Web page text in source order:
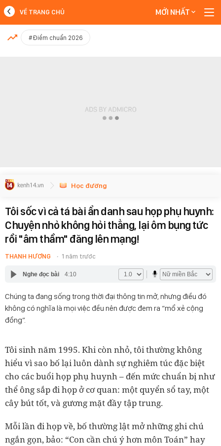
MỚI NHẤT
VỀ TRANG CHỦ MỚI NHẤT
#Điểm chuẩn 2026
Học đường
Tôi sốc vì cả tá bài ẩn danh sau họp phụ huynh:
Chuyện nhỏ không hỏi thẳng, lại ôm bụng tức
rồi "âm thầm" đăng lên mạng!
THANH HƯƠNG 1 năm trước
Nghe đọc bài 4:10
Chúng ta đang sống trong thời đại thông tin mở, nhưng điều đó
không có nghĩa là mọi việc đều nên được đem ra “mổ xẻ cộng
đồng”.
Tôi sinh năm 1995. Khi còn nhỏ, tôi thường không
hiểu vì sao bố lại luôn dành sự nghiêm túc đặc biệt
cho các buổi họp phụ huynh – đến mức chuẩn bị như
thể ông sắp đi họp ở cơ quan: một quyển sổ tay, một
cây bút tốt, và gương mặt đầy tập trung.
Mỗi lần đi họp về, bố thường lật mở những ghi chú
ngắn gọn, bảo: “Con cần chú ý hơn môn Toán” hay